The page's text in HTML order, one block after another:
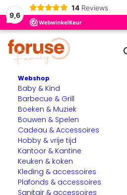
9,6
14 Reviews
Webshop
Baby & Kind
Barbecue & Grill
Boeken & Muziek
Bouwen & Spelen
Cadeau & Accessoires
Hobby & vrije tijd
Kantoor & Kantine
Keuken & koken
Kleding & accessoires
Plafonds & accessoires
Sanitair & accessoires
Home
Verlichting & Elektra
Wandlamp Nesso – Industrieel
AANBIEDING!